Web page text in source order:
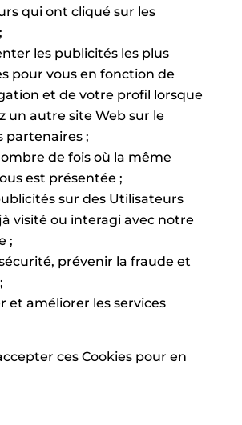
qui ont cliqué sur les
les publicités les plus
pour vous en fonction de
et de votre profil lorsque
un autre site Web sur le
partenaires ;
de fois où la même
est présentée ;
sur des Utilisateurs
visité ou interagi avec notre
;
prévenir la fraude et
et améliorer les services
ces Cookies pour en